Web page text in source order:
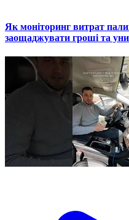
Як моніторинг витрат
заощаджувати гроші та